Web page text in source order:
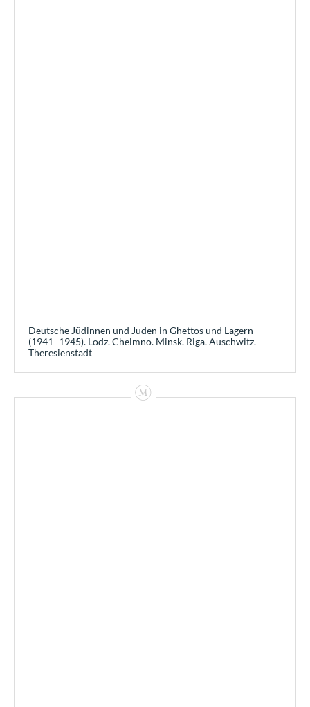
Deutsche Jüdinnen und Juden in Ghettos und Lagern
(1941–1945). Lodz. Chelmno. Minsk. Riga. Auschwitz.
Theresienstadt